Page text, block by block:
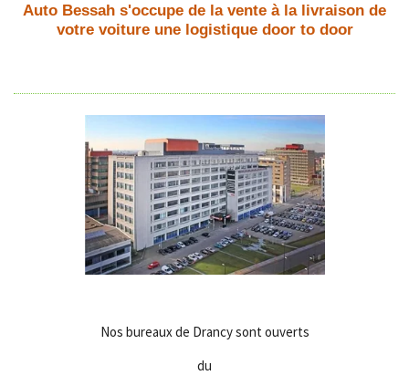
Auto Bessah s'occupe de la vente à la livraison de
votre voiture une logistique door to door
Nos bureaux de Drancy sont ouverts
du